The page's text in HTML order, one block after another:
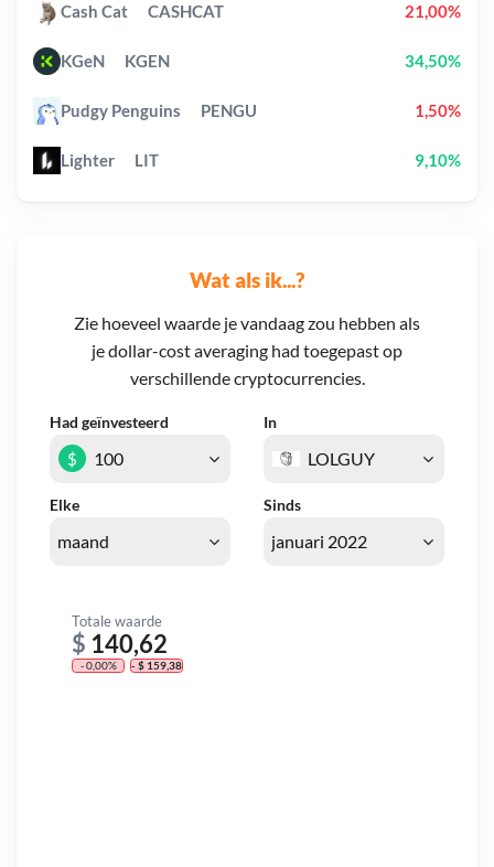
Wat als ik...?
Zie hoeveel waarde je vandaag zou hebben als
je dollar-cost averaging had toegepast op
verschillende cryptocurrencies.
Had geïnvesteerd In
Elke Sinds
$
Totale waarde
$ 140,62
- 0,00% - $ 159,38
Cash Cat CASHCAT 21,00%
KGeN KGEN 34,50%
Pudgy Penguins PENGU 1,50%
Lighter LIT 9,10%